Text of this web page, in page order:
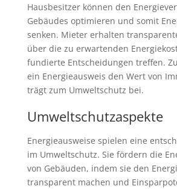
Hausbesitzer können den
Gebäudes optimieren und somit
senken. Mieter erhalten
über die zu erwartenden
fundierte Entscheidungen treffen.
ein Energieausweis den Wert von
trägt zum Umweltschutz bei.
Umweltschutzaspekte
Energieausweise spielen eine
im Umweltschutz. Sie fördern die
von Gebäuden, indem sie den
transparent machen und